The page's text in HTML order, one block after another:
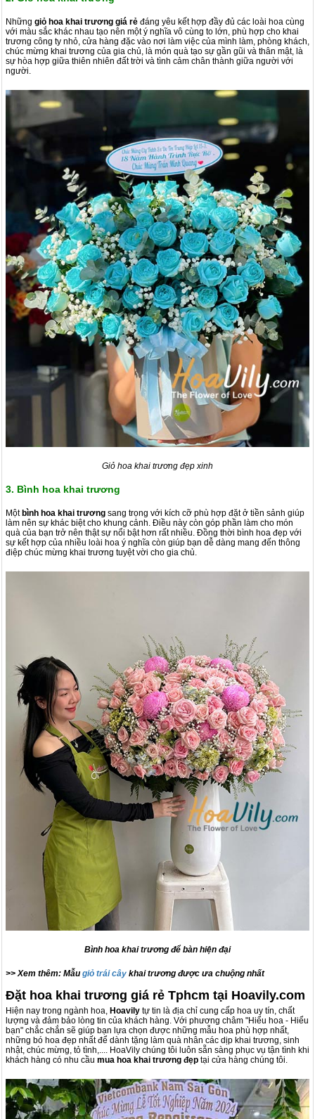
Những giỏ hoa khai trương giá rẻ đáng yêu kết hợp đầy đủ các loài hoa cùng
với màu sắc khác nhau tạo nên một ý nghĩa vô cùng to lớn, phù hợp cho khai
trương công ty nhỏ, cửa hàng đặc vào nơi làm việc của mình làm, phòng khách,
chúc mừng khai trương của gia chủ, là món quà tạo sự gần gũi và thân mật, là
sự hòa hợp giữa thiên nhiên đất trời và tình cảm chân thành giữa người với
người.
Giỏ hoa khai trương đẹp xinh
3. Bình hoa khai trương
Một bình hoa khai trương sang trọng với kích cỡ phù hợp đặt ở tiền sảnh giúp
làm nên sự khác biệt cho khung cảnh. Điều này còn góp phần làm cho món
quà của bạn trở nên thật sự nổi bật hơn rất nhiều. Đồng thời bình hoa đẹp với
sự kết hợp của nhiều loài hoa ý nghĩa còn giúp bạn dễ dàng mang đến thông
điệp chúc mừng khai trương tuyệt vời cho gia chủ.
Bình hoa khai trương để bàn hiện đại
>> Xem thêm: Mẫu giỏ trái cây khai trương được ưa chuộng nhất
Đặt hoa khai trương giá rẻ Tphcm tại Hoavily.com
Hiện nay trong ngành hoa, Hoavily tự tin là địa chỉ cung cấp hoa uy tín, chất
lượng và đảm bảo lòng tin của khách hàng. Với phương châm "Hiểu hoa - Hiểu
bạn" chắc chắn sẽ giúp bạn lựa chọn được những mẫu hoa phù hợp nhất,
những bó hoa đẹp nhất để dành tặng làm quà nhân các dịp khai trương, sinh
nhật, chúc mừng, tỏ tình,.... HoaVily chúng tôi luôn sẵn sàng phục vụ tận tình khi
khách hàng có nhu cầu mua hoa khai trương đẹp tại cửa hàng chúng tôi.